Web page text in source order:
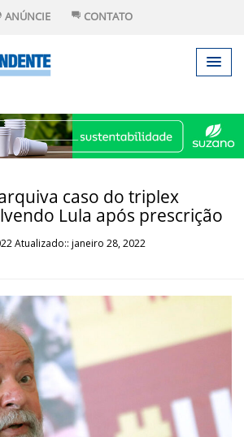
ANÚNCIE CONTATO
caso do triplex
Lula após prescrição
Atualizado:: janeiro 28, 2022